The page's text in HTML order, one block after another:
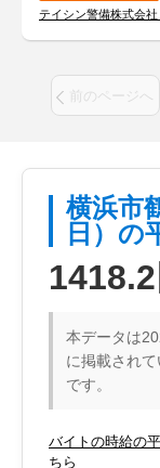
テイシン警備株式会
前のページへ
横浜市
日）の
1418.2
本データは
に掲載され
です。
バイトの時給の
ちら